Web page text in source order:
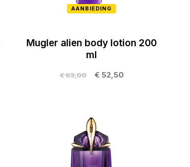
AANBIEDING
Mugler alien body lotion 200
ml
€ 52,50
€ 63,00